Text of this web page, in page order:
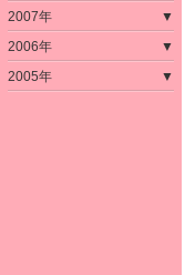
2007年
▼
2006年
▼
2005年
▼